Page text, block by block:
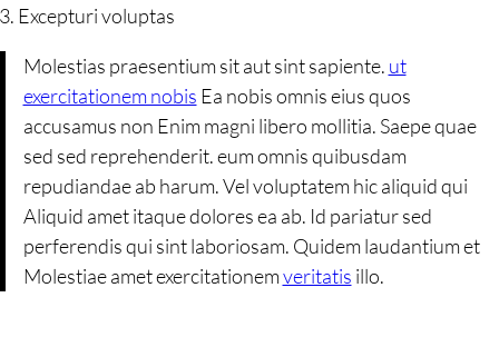
Excepturi voluptas
Molestias praesentium sit aut sint sapiente. ut
exercitationem nobis Ea nobis omnis eius quos
accusamus non Enim magni libero mollitia. Saepe quae
sed sed reprehenderit. eum omnis quibusdam
repudiandae ab harum. Vel voluptatem hic aliquid qui
Aliquid amet itaque dolores ea ab. Id pariatur sed
perferendis qui sint laboriosam. Quidem laudantium et
Molestiae amet exercitationemveritatis illo.